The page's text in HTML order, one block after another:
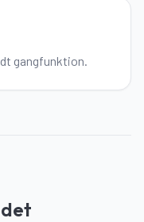
gangfunktion.